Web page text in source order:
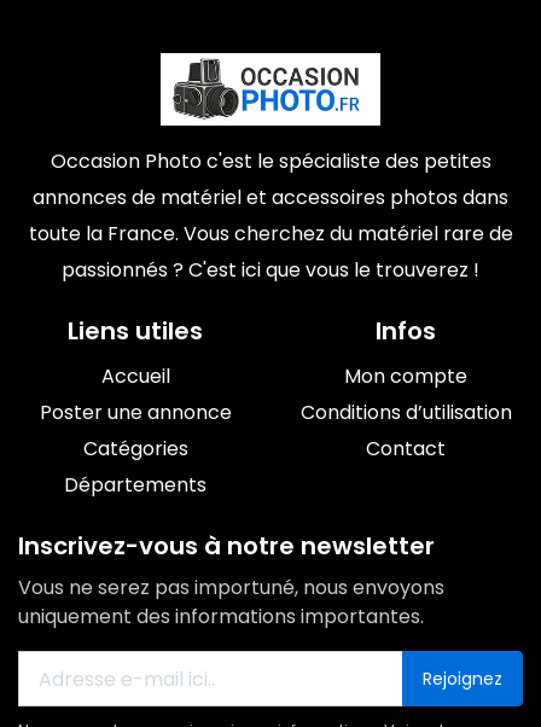
Occasion Photo c'est le spécialiste des petites
annonces de matériel et accessoires photos dans
toute la France. Vous cherchez du matériel rare de
passionnés ? C'est ici que vous le trouverez !
Liens utiles
Accueil
Poster une annonce
Catégories
Départements
Infos
Mon compte
Conditions d’utilisation
Contact
Inscrivez-vous à notre newsletter
Vous ne serez pas importuné, nous envoyons
uniquement des informations importantes.
Rejoignez